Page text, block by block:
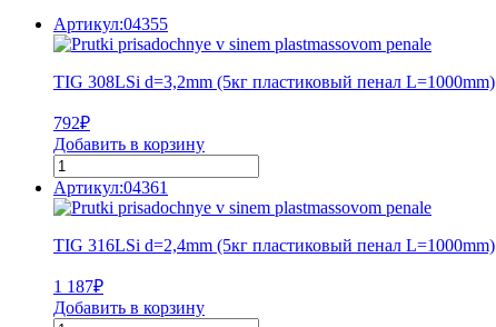
Артикул:04355
TIG 308LSi d=3,2mm (5кг пластиковый пенал L=1000mm)
792₽
Добавить в корзину
Артикул:04361
TIG 316LSi d=2,4mm (5кг пластиковый пенал L=1000mm)
1 187₽
Добавить в корзину